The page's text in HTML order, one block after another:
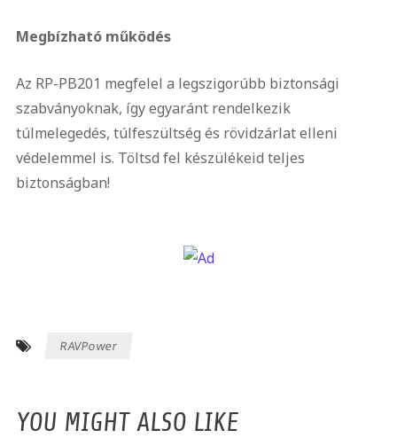
Megbízható működés
Az RP-PB201 megfelel a legszigorúbb biztonsági
szabványoknak, így egyaránt rendelkezik
túlmelegedés, túlfeszültség és rövidzárlat elleni
védelemmel is. Töltsd fel készülékeid teljes
biztonságban!
RAVPower
YOU MIGHT ALSO LIKE